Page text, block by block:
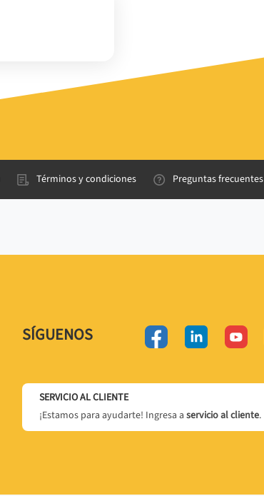
Términos y condiciones Preguntas frecuentes
SÍGUENOS
SERVICIO AL CLIENTE
¡Estamos para ayudarte! Ingresa a servicio al cliente.